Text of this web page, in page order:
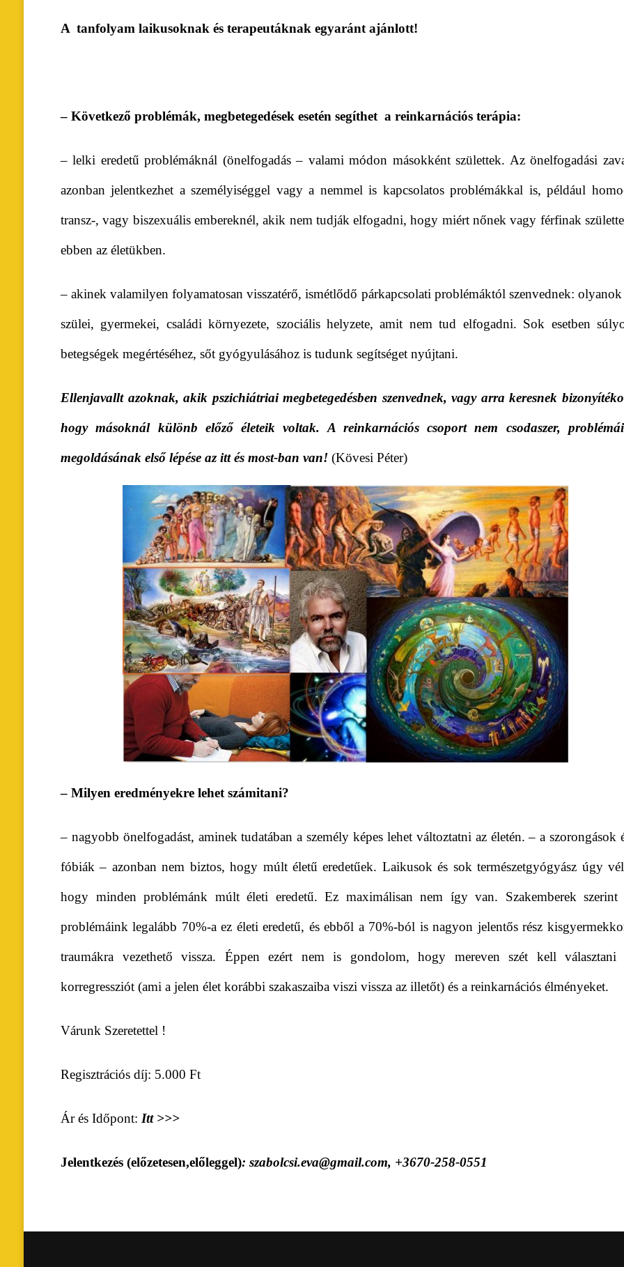
A tanfolyam laikusoknak és terapeutáknak egyaránt ajánlott!
– Következő problémák, megbetegedések esetén segíthet a reinkarnációs terápia:
– lelki eredetű problémáknál (önelfogadás – valami módon másokként születtek. Az önelfogadási
azonban jelentkezhet a személyiséggel vagy a nemmel is kapcsolatos problémákkal is, például
transz-, vagy biszexuális embereknél, akik nem tudják elfogadni, hogy miért nőnek vagy férfinak
ebben az életükben.
– akinek valamilyen folyamatosan visszatérő, ismétlődő párkapcsolati problémáktól szenvednek: olyanok
szülei, gyermekei, családi környezete, szociális helyzete, amit nem tud elfogadni. Sok esetben
betegségek megértéséhez, sőt gyógyulásához is tudunk segítséget nyújtani.
Ellenjavallt azoknak, akik pszichiátriai megbetegedésben szenvednek, vagy arra keresnek
hogy másoknál különb előző életeik voltak. A reinkarnációs csoport nem csodaszer,
megoldásának első lépése az itt és most-ban van! (Kövesi Péter)
– Milyen eredményekre lehet számitani?
– nagyobb önelfogadást, aminek tudatában a személy képes lehet változtatni az életén. – a szorongások
fóbiák – azonban nem biztos, hogy múlt életű eredetűek. Laikusok és sok természetgyógyász úgy
hogy minden problémánk múlt életi eredetű. Ez maximálisan nem így van. Szakemberek szerint
problémáink legalább 70%-a ez életi eredetű, és ebből a 70%-ból is nagyon jelentős rész
traumákra vezethető vissza. Éppen ezért nem is gondolom, hogy mereven szét kell választani
korregressziót (ami a jelen élet korábbi szakaszaiba viszi vissza az illetőt) és a reinkarnációs élményeket.
Várunk Szeretettel !
Regisztrációs díj: 5.000 Ft
Ár és Időpont: Itt >>>
Jelentkezés (előzetesen,előleggel): szabolcsi.eva@gmail.com, +3670-258-0551